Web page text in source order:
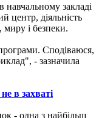
закладі
центр, діяльність
миру і безпеки.
Сподіваюся,
- зазначила
в захваті
- одна з найбільш